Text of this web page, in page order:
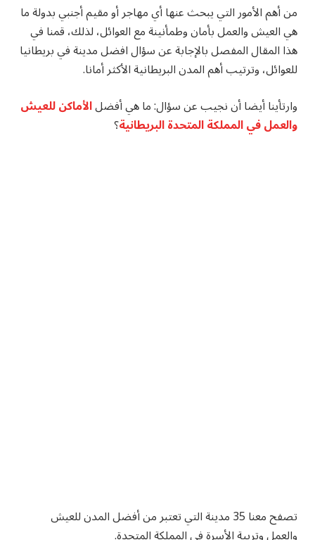
من أهم الأمور التي يبحث عنها أي مهاجر أو مقيم أجنبي بدولة ما
هي العيش والعمل بأمان وطمأنينة مع العوائل، لذلك، قمنا في
هذا المقال المفصل بالإجابة عن سؤال افضل مدينة في بريطانيا
للعوائل، وترتيب أهم المدن البريطانية الأكثر أمانا.
وارتأينا أيضا أن نجيب عن سؤال: ما هي أفضلالأماكن للعيش
والعمل في المملكة المتحدة البريطانية؟
تصفح معنا 35 مدينة التي تعتبر من أفضل المدن للعيش